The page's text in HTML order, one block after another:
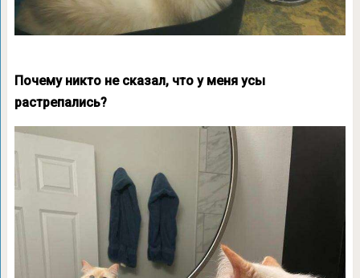
Почему никто не сказал, что у меня усы
растрепались?